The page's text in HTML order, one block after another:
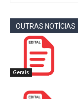
OUTRAS NOTÍCIAS
Gerais